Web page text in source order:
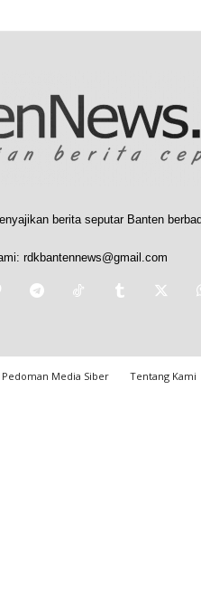
berita seputar Banten
rdkbantennews@gmail.com
Pedoman Media Siber Tentang Kami